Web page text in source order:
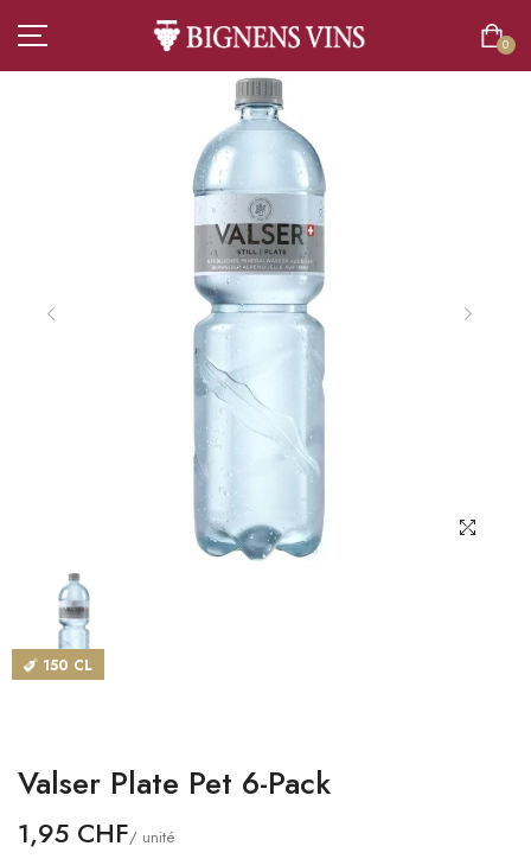
0
TOUT L’ASSORTIMENT
VINS
BOISSONS SANS ALCOOL
CATALOGUES
MAGASINS
CONTACT
Langue
Devise
150 CL
Valser Plate Pet 6-Pack
1,95 CHF/ unité